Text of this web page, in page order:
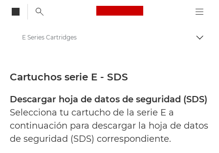
Canon Logo, back
Hojas de datos de seguridad
E Series Cartridges
Cartuchos serie E - SDS
Descargar hoja de datos de seguridad (SDS)
Selecciona tu cartucho de la serie E a
continuación para descargar la hoja de datos
de seguridad (SDS) correspondiente.